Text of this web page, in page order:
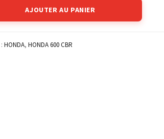
AJOUTER AU PANIER
HONDA, HONDA 600 CBR